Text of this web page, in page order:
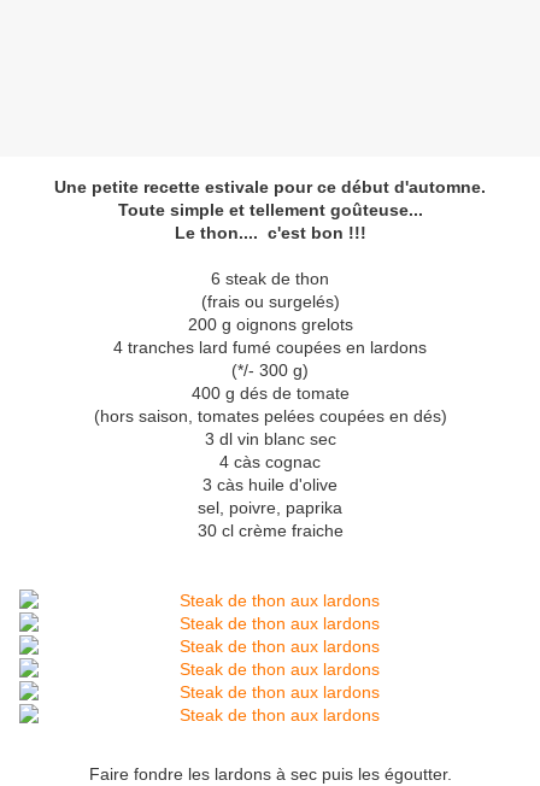
Une petite recette estivale pour ce début d'automne.
Toute simple et tellement goûteuse...
Le thon.... c'est bon !!!
6 steak de thon
(frais ou surgelés)
200 g oignons grelots
4 tranches lard fumé coupées en lardons
(*/- 300 g)
400 g dés de tomate
(hors saison, tomates pelées coupées en dés)
3 dl vin blanc sec
4 càs cognac
3 càs huile d'olive
sel, poivre, paprika
30 cl crème fraiche
Faire fondre les lardons à sec puis les égoutter.